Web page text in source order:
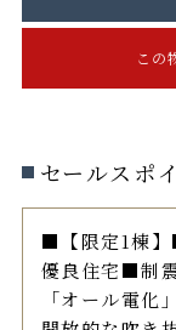
セールスポ
■【限定1棟
優良住宅■制
「オール電